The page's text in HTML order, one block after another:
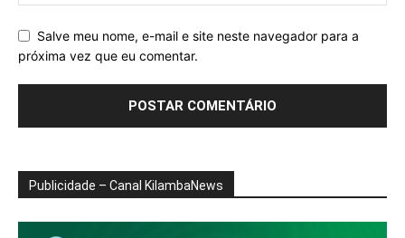
Salve meu nome, e-mail e site neste navegador para a
próxima vez que eu comentar.
Publicidade – Canal KilambaNews